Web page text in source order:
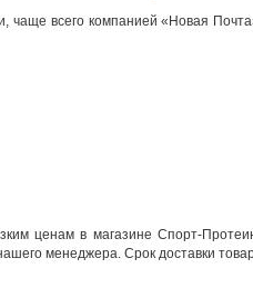
чаще всего компанией «Новая
ценам в магазине Спорт-
менеджера. Срок доставки